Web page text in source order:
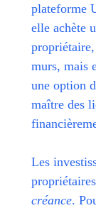
plateforme
elle achète
murs, mais
une option
maître des
Les
créance.